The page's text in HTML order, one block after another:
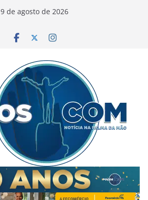
9 de agosto de 2026